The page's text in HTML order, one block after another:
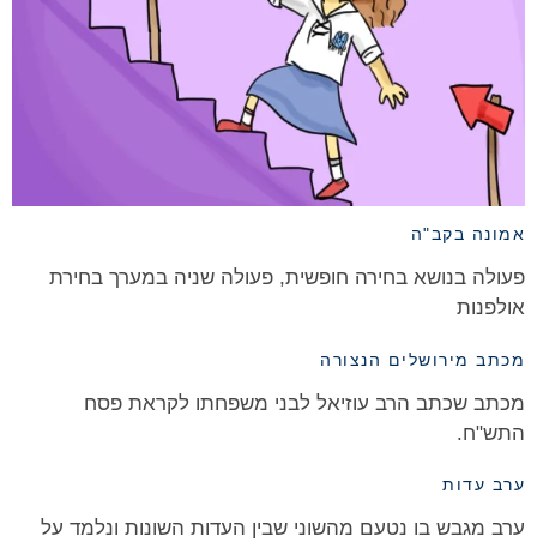
אמונה בקב"ה
פעולה בנושא בחירה חופשית, פעולה שניה במערך בחירת
אולפנות
מכתב מירושלים הנצורה
מכתב שכתב הרב עוזיאל לבני משפחתו לקראת פסח
התש"ח.
ערב עדות
ערב מגבש בו נטעם מהשוני שבין העדות השונות ונלמד על